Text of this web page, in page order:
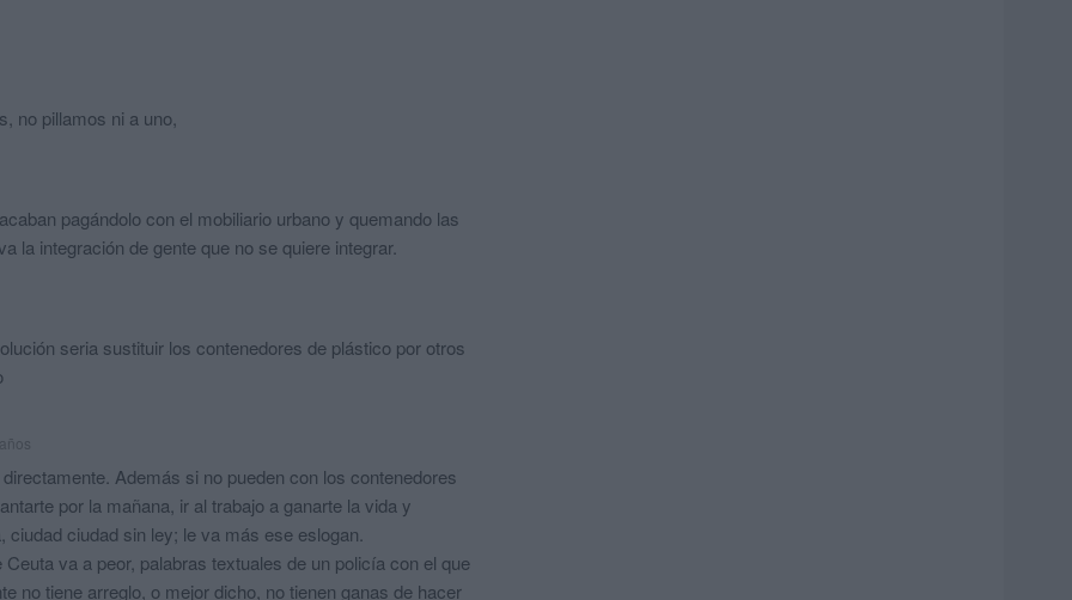
no pillamos ni a uno,
pagándolo con el mobiliario urbano y quemando las
la integración de gente que no se quiere integrar.
seria sustituir los contenedores de plástico por otros
Además si no pueden con los contenedores
por la mañana, ir al trabajo a ganarte la vida y
ciudad sin ley; le va más ese eslogan.
va a peor, palabras textuales de un policía con el que
no tiene arreglo, o mejor dicho, no tienen ganas de hacer